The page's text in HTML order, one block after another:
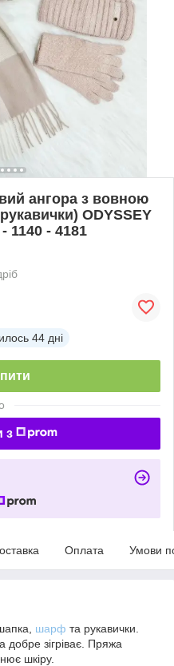
ангора з вовною
ODYSSEY
1140 - 4181
44 дні
з
Оплата Умови
шарф та рукавички.
добре зігріває. Пряжа
шкіру.